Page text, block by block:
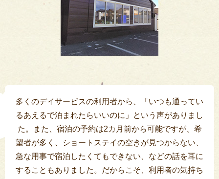
多くのデイサービスの利用者から、「いつも通ってい
るあえるで泊まれたらいいのに」という声がありまし
た。また、宿泊の予約は2カ月前から可能ですが、希
望者が多く、ショートステイの空きが見つからない、
急な用事で宿泊したくてもできない、などの話を耳に
することもありました。だからこそ、利用者の気持ち